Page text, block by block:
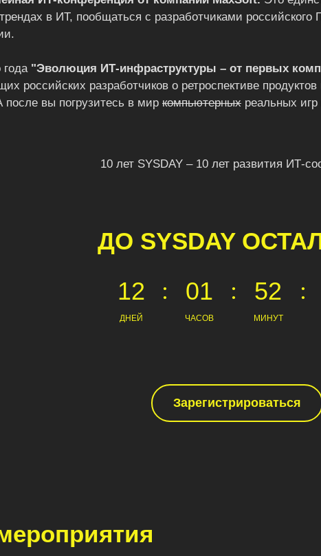
в ИТ, пообщаться с разработчиками
года "Эволюция ИТ-инфраструктуры – от первых
российских разработчиков о ретроспективе
вы погрузитесь в мир компьютерных реальных
10 лет SYSDAY – 10 лет развития ИТ-
ДО SYSDAY
12
ДНЕЙ
: 01
ЧАСОВ
: 52
МИНУТ
:
Зарегистрироваться